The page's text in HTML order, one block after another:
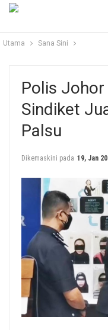
Utama Sana Sini
Polis
Sindiket
Palsu
Dikemaskini pada 19, Jan